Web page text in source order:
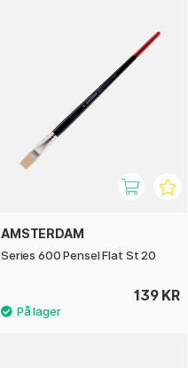
AMSTERDAM
Series 600 Pensel Flat St 20
139 KR